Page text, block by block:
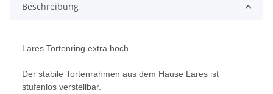
Beschreibung
Lares Tortenring extra hoch
Der stabile Tortenrahmen aus dem Hause Lares ist
stufenlos verstellbar.